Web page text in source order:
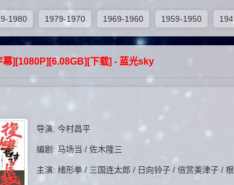
1980 1979-1970 1969-1960 1959-1950
幕][1080P][6.08GB][下载] - 蓝光sky
导演: 今村昌平
编剧: 马场当 / 佐木隆三
主演: 绪形拳 / 三国连太郎 / 日向铃子 / 倍赏美津子 /